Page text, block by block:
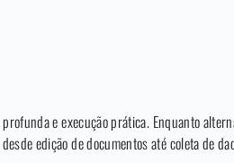
e execução prática. Enquanto
edição de documentos até coleta de